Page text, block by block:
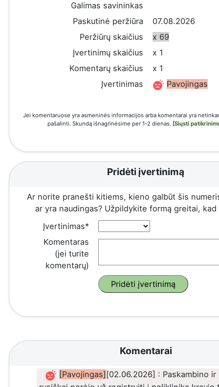
Galimas savininkas
Paskutinė peržiūra
07.08.2026
Peržiūrų skaičius
x 69
Įvertinimų skaičius
x 1
Komentarų skaičius
x 1
Įvertinimas
Pavojingas
Jei komentaruose yra asmeninės informacijos arba komentarai yra
pašalinti. Skundą išnagrinėsime per 1-2 dienas. [Siųsti
Pridėti įvertinimą
Ar norite pranešti kitiems, kieno galbūt šis
ar yra naudingas? Užpildykite formą greitai,
Įvertinimas*
Komentaras
(jei turite
komentarų)
Komentarai
[Pavojingas] [02.06.2026] : Paskambino ir